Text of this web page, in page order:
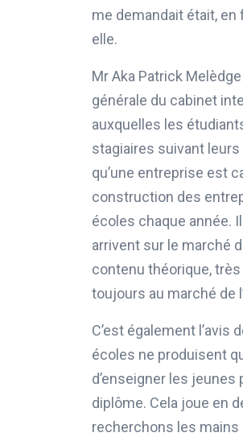
me demandait était, en
elle.
Mr Aka Patrick
générale du cabinet
auxquelles les
stagiaires suivant
qu’une entreprise est
construction des
écoles chaque année.
arrivent sur le marché
contenu théorique,
toujours au marché de
C’est également l’avis
écoles ne produisent
d’enseigner les jeunes
diplôme. Cela joue en
recherchons les mains